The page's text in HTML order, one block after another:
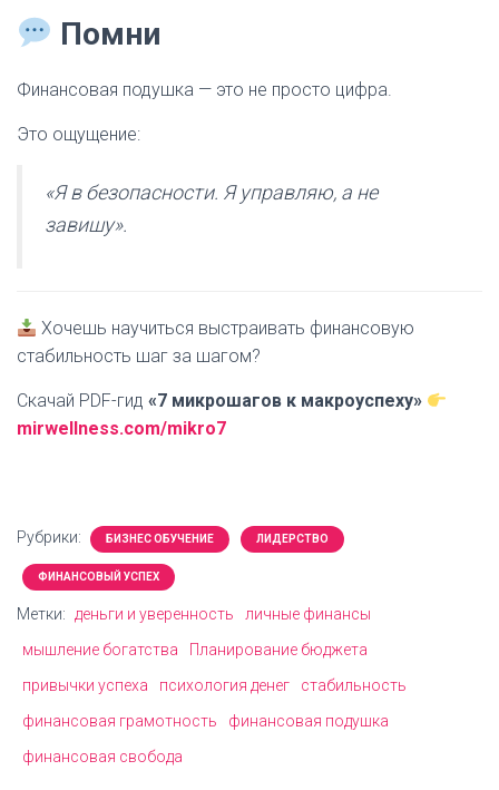
Помни
Финансовая подушка — это не просто цифра.
Это ощущение:
«Я в безопасности. Я управляю, а не
завишу».
Хочешь научиться выстраивать финансовую
стабильность шаг за шагом?
Скачай PDF-гид «7 микрошагов к макроуспеху»
mirwellness.com/mikro7
Рубрики: БИЗНЕС ОБУЧЕНИЕ ЛИДЕРСТВО
ФИНАНСОВЫЙ УСПЕХ
Метки: деньги и уверенность
личные финансы
мышление богатства
Планирование бюджета
привычки успеха
психология денег
стабильность
финансовая грамотность
финансовая подушка
финансовая свобода